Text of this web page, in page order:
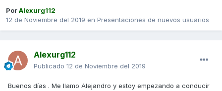
PorAlexurg112
12 de Noviembre del 2019 en Presentaciones de nuevos usuarios
Alexurg112
Publicado 12 de Noviembre del 2019
Buenos días . Me llamo Alejandro y estoy empezando a conducir